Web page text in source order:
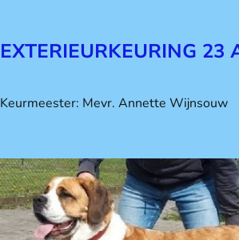
EXTERIEURKEURING 23
Keurmeester: Mevr. Annette Wijnsouw